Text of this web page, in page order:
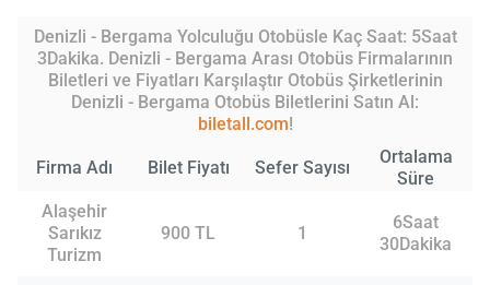
Denizli - Bergama Yolculuğu Otobüsle Kaç Saat: 5Saat
3Dakika. Denizli - Bergama Arası Otobüs Firmalarının
Biletleri ve Fiyatları Karşılaştır Otobüs Şirketlerinin
Denizli - Bergama Otobüs Biletlerini Satın Al:
biletall.com!
Firma Adı Bilet Fiyatı Sefer Sayısı
Ortalama
Süre
Alaşehir
Sarıkız
Turizm
900 TL 1
6Saat
30Dakika